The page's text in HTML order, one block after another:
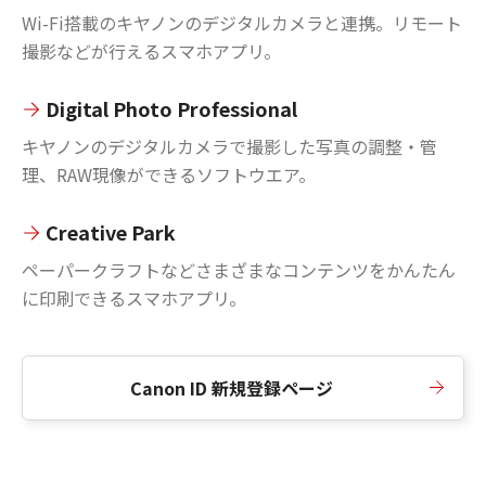
Wi-Fi搭載のキヤノンのデジタルカメラと連携。リモート
撮影などが行えるスマホアプリ。
Digital Photo Professional
キヤノンのデジタルカメラで撮影した写真の調整・管
理、RAW現像ができるソフトウエア。
Creative Park
ペーパークラフトなどさまざまなコンテンツをかんたん
に印刷できるスマホアプリ。
Canon ID 新規登録ページ